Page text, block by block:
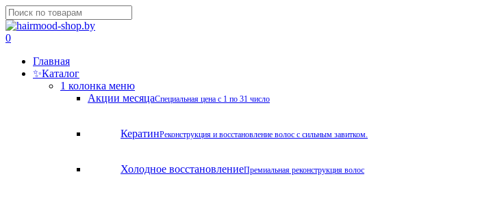
Skip
to
main
Close
Search
search
account
0
Главная
✨Каталог
1 колонка меню
Акции месяцаСпециальная цена с 1 по 31 число
КератинРеконструкция и восстановление волос с сильным завитком.
Холодное восстановлениеПремиальная реконструкция волос